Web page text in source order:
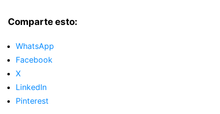
Comparte esto:
WhatsApp
Facebook
X
LinkedIn
Pinterest